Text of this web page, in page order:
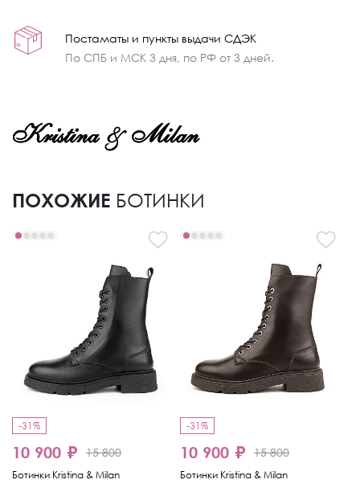
Постаматы и пункты выдачи СДЭК
По СПБ и МСК 3 дня, по РФ от 3 дней.
ПОХОЖИЕ БОТИНКИ
-31%
10 900 ₽ 15 800
Ботинки Kristina & Milan
-31%
10 900 ₽ 15 800
Ботинки Kristina & Milan